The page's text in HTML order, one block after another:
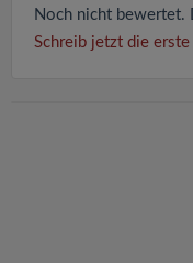
Noch nicht bewertet.
Schreib jetzt die